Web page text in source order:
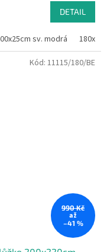
DETAIL
sv. modrá
990 Kč
až
–41 %
Kód: 11115/180/BE